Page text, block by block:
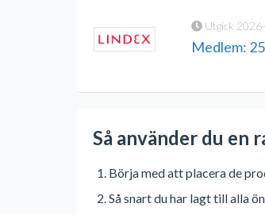
Utgick
Medlem:
Så använder du en
Börja med att placera de
Så snart du har lagt till alla